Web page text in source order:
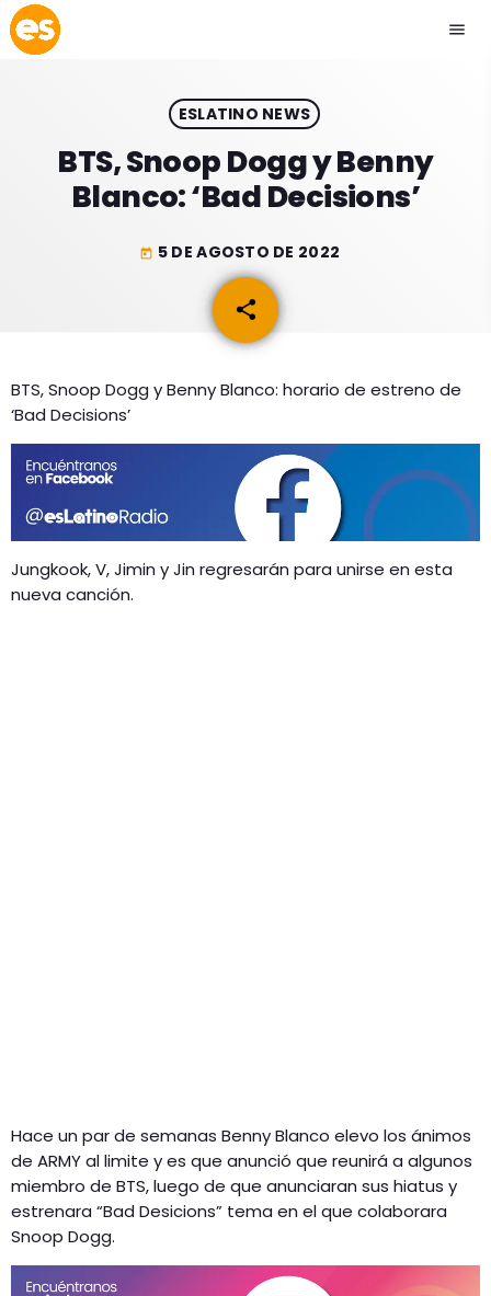
menu
play_arrow EMISIÓN LA PAZ
EMISIÓN COCHABAMBA
ACTUALIDAD
ENTRETENIMIENTO
LOS + TOP
INICIO
RADIO SPLENDID
CONTACTO
ESLATINO NEWS
BTS, Snoop Dogg y Benny
Blanco: ‘Bad Decisions’
today 5 DE AGOSTO DE 2022
share
email
BTS, Snoop Dogg y Benny Blanco: horario de estreno de
‘Bad Decisions’
Jungkook, V, Jimin y Jin regresarán para unirse en esta
nueva canción.
Hace un par de semanas Benny Blanco elevo los ánimos
de ARMY al limite y es que anunció que reunirá a algunos
miembro de BTS, luego de que anunciaran sus hiatus y
estrenara “Bad Desicions” tema en el que colaborara
Snoop Dogg.